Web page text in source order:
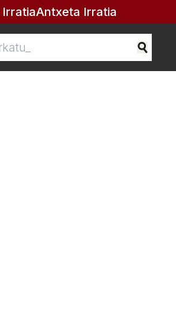
IrratiaAntxeta Irratia